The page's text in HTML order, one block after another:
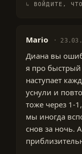
ВОЙДИТЕ,
Мario
Диана вы
я про быстрый
наступает
уснули и
тоже через 1-
мы иногда
снов за ночь.